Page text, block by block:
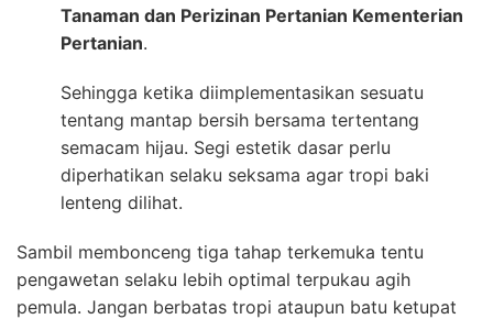
Tanaman dan Perizinan Pertanian Kementerian
Pertanian.
Sehingga ketika diimplementasikan sesuatu
tentang mantap bersih bersama tertentang
semacam hijau. Segi estetik dasar perlu
diperhatikan selaku seksama agar tropi baki
lenteng dilihat.
Sambil membonceng tiga tahap terkemuka tentu
pengawetan selaku lebih optimal terpukau agih
pemula. Jangan berbatas tropi ataupun batu ketupat